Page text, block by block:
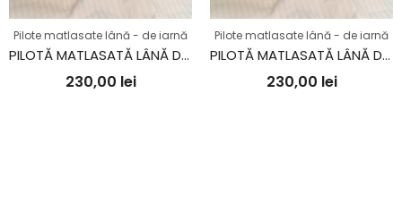
Pilote matlasate lână - de iarnă
PILOTĂ MATLASATĂ LÂNĂ DAMASC 100% NATURAL – DE IARNĂ – CAPUCINO
230,00 lei
Pilote matlasate lână - de iarnă
PILOTĂ MATLASATĂ LÂNĂ DAMASC 100% NATURAL – DE IARNĂ – ANTRACIT
230,00 lei